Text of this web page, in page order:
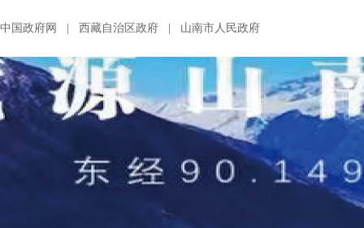
中国政府网 西藏自治区政府 山南市人民政府